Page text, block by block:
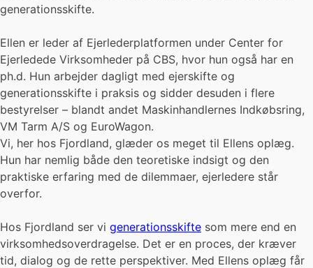
generationsskifte.
Ellen er leder af Ejerlederplatformen under Center for
Ejerledede Virksomheder på CBS, hvor hun også har en
ph.d. Hun arbejder dagligt med ejerskifte og
generationsskifte i praksis og sidder desuden i flere
bestyrelser – blandt andet Maskinhandlernes Indkøbsring,
VM Tarm A/S og EuroWagon.
Vi, her hos Fjordland, glæder os meget til Ellens oplæg.
Hun har nemlig både den teoretiske indsigt og den
praktiske erfaring med de dilemmaer, ejerledere står
overfor.
Hos Fjordland ser vi generationsskifte som mere end en
virksomhedsoverdragelse. Det er en proces, der kræver
tid, dialog og de rette perspektiver. Med Ellens oplæg får